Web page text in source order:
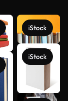
iStock
iStock